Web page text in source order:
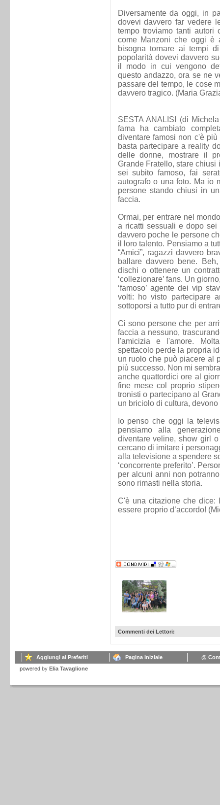
Diversamente da oggi, in
dovevi davvero far vedere
tempo troviamo tanti autori
come Manzoni che oggi è
bisogna tornare ai tempi
popolarità dovevi davvero
il modo in cui vengono
questo andazzo, ora se ne
passare del tempo, le cose
davvero tragico. (Maria
SESTA ANALISI (di
fama ha cambiato
diventare famosi non c'è
basta partecipare a reality
delle donne, mostrare il
Grande Fratello, stare
sei subito famoso, fai
autografo o una foto. Ma io
persone stando chiusi in
faccia.
Ormai, per entrare nel
a ricatti sessuali e dopo sei
davvero poche le persone
il loro talento. Pensiamo a
“Amici”, ragazzi davvero
ballare davvero bene.
dischi o ottenere un
‘collezionare’ fans. Un
‘famoso’ agente dei vip
volti: ho visto partecipare
sottoporsi a tutto pur di
Ci sono persone che per
faccia a nessuno,
l'amicizia e l'amore.
spettacolo perde la propria
un ruolo che può piacere al
più successo. Non mi
anche quattordici ore al
fine mese col proprio
tronisti o partecipano al
un briciolo di cultura,
Io penso che oggi la
pensiamo alla
diventare veline, show girl
cercano di imitare i
alla televisione a spendere
‘concorrente preferito’.
per alcuni anni non
sono rimasti nella storia.
C'è una citazione che
essere proprio d’accordo!
Commenti dei Lettori:
Aggiungi ai Preferiti Pagina Iniziale
@
powered by Elia Tavaglione